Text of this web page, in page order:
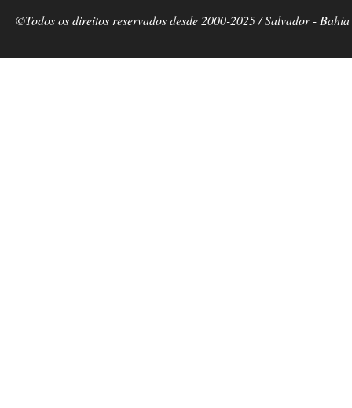
©Todos os direitos reservados desde 2000-2025 / Salvador -